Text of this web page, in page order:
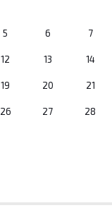
5 6 7
12 13 14
19 20 21
26 27 28